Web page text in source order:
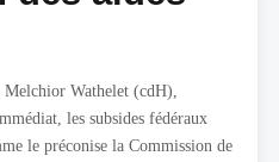
Wathelet (cdH),
les subsides fédéraux
le préconise la Commission de